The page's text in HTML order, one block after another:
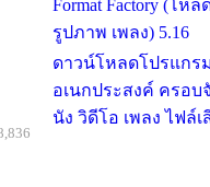
Format Factory (โห
รูปภาพ เพลง) 5.16
ดาวน์โหลดโปรแกรม
อเนกประสงค์ ครอ
นัง วิดีโอ เพลง ไฟล์